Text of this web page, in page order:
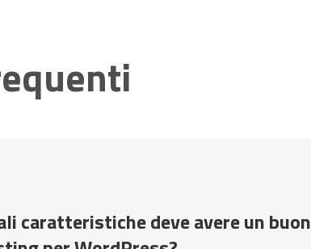
caratteristiche deve avere un buon